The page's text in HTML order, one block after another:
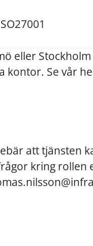
eller
kontor. Se vår
att tjänsten
kring rollen